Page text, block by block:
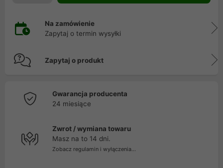
Na zamówienie
Zapytaj o termin wysyłki
Zapytaj o produkt
Gwarancja producenta
24 miesiące
Zwrot / wymiana towaru
Masz na to 14 dni.
Zobacz regulamin i wyłączenia...